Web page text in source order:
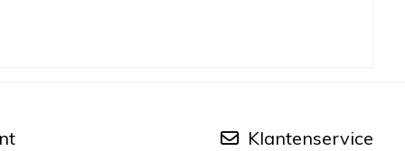
Klantenservice